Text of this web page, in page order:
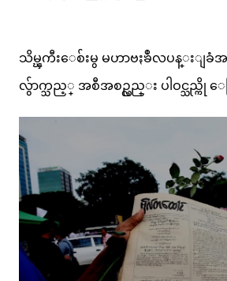
သိမ္ၾကီးေစ်းမွ မဟာဗႏၶဳလပန္းျ
လွ်ာက္သည့္ အစီအစဥ္လည္း ပါဝင္သည္ကို